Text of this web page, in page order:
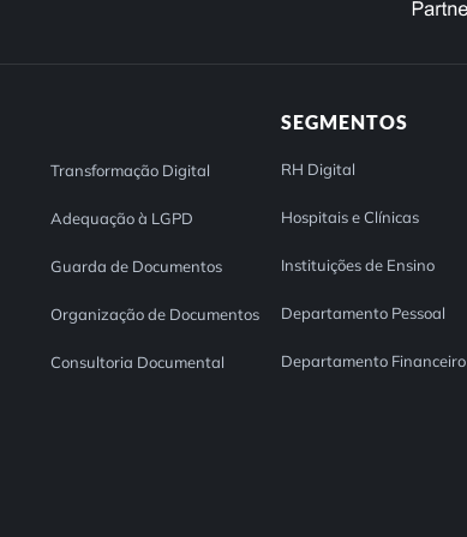
Transformação Digital
Adequação à LGPD
Guarda de Documentos
Organização de Documentos
Consultoria Documental
SEGMENTOS
RH Digital
Hospitais e Clínicas
Instituições de Ensino
Departamento Pessoal
Departamento Financeiro